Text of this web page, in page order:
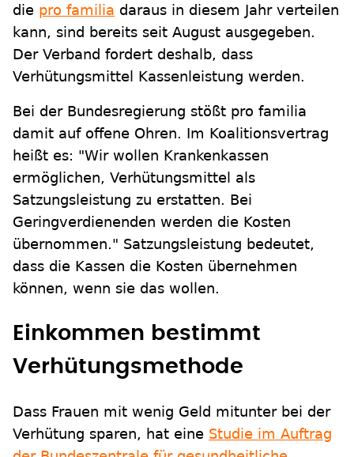
die pro familia daraus in diesem Jahr verteilen
kann, sind bereits seit August ausgegeben.
Der Verband fordert deshalb, dass
Verhütungsmittel Kassenleistung werden.
Bei der Bundesregierung stößt pro familia
damit auf offene Ohren. Im Koalitionsvertrag
heißt es: "Wir wollen Krankenkassen
ermöglichen, Verhütungsmittel als
Satzungsleistung zu erstatten. Bei
Geringverdienenden werden die Kosten
übernommen." Satzungsleistung bedeutet,
dass die Kassen die Kosten übernehmen
können, wenn sie das wollen.
Einkommen bestimmt
Verhütungsmethode
Dass Frauen mit wenig Geld mitunter bei der
Verhütung sparen, hat eine Studie im Auftrag